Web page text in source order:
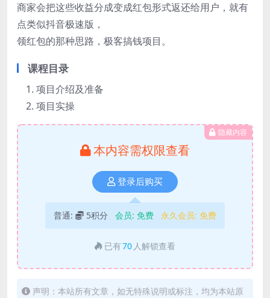
商家会把这些收益分成变成红包形式返还给用户，就有
点类似抖音极速版，
领红包的那种思路，极客搞钱项目。
课程目录
项目介绍及准备
项目实操
隐藏内容
本内容需权限查看
登录后购买
普通: 5积分 会员: 免费 永久会员: 免费
已有70 人解锁查看
声明：本站所有文章，如无特殊说明或标注，均为本站原